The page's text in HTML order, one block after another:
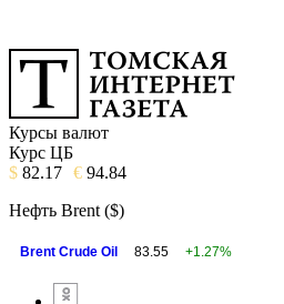
Курсы валют
Курс ЦБ
$ 82.17 € 94.84
Нефть Brent ($)
Brent Crude Oil 83.55 +1.27%